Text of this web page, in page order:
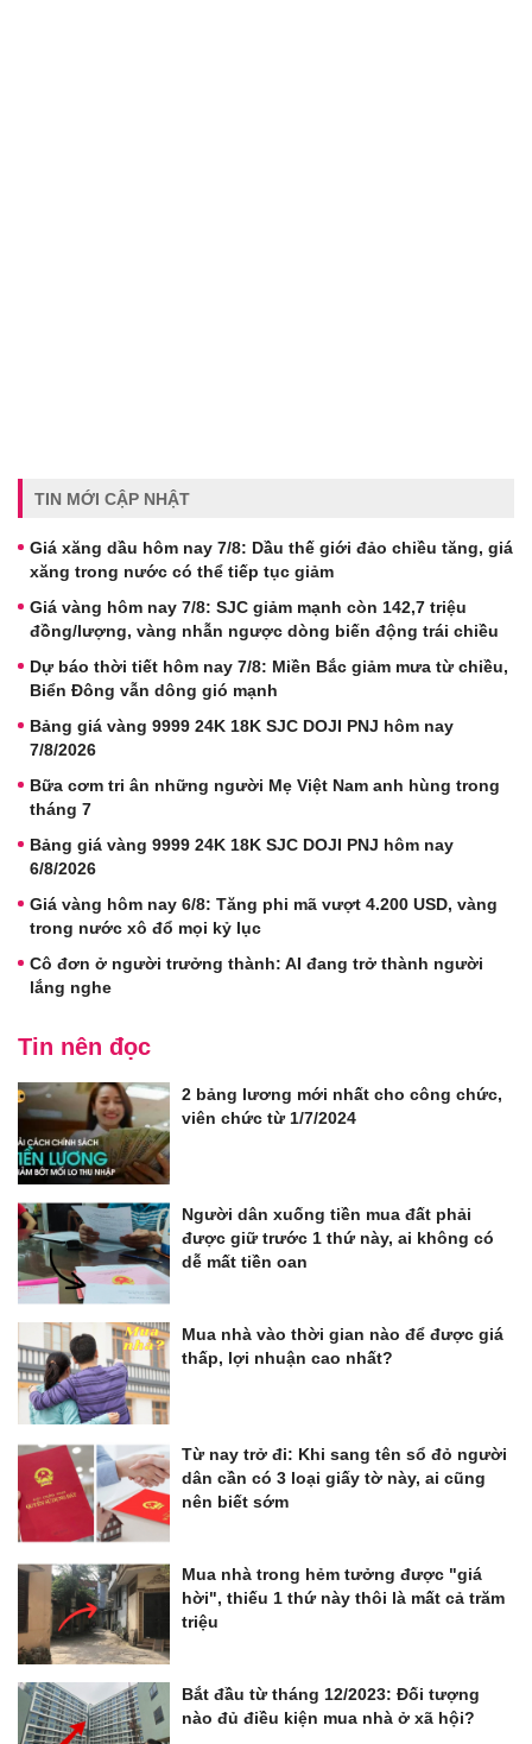
TIN MỚI CẬP NHẬT
Giá xăng dầu hôm nay 7/8: Dầu thế giới đảo chiều tăng, giá
xăng trong nước có thể tiếp tục giảm
Giá vàng hôm nay 7/8: SJC giảm mạnh còn 142,7 triệu
đồng/lượng, vàng nhẫn ngược dòng biến động trái chiều
Dự báo thời tiết hôm nay 7/8: Miền Bắc giảm mưa từ chiều,
Biển Đông vẫn dông gió mạnh
Bảng giá vàng 9999 24K 18K SJC DOJI PNJ hôm nay
7/8/2026
Bữa cơm tri ân những người Mẹ Việt Nam anh hùng trong
tháng 7
Bảng giá vàng 9999 24K 18K SJC DOJI PNJ hôm nay
6/8/2026
Giá vàng hôm nay 6/8: Tăng phi mã vượt 4.200 USD, vàng
trong nước xô đổ mọi kỷ lục
Cô đơn ở người trưởng thành: AI đang trở thành người
lắng nghe
Tin nên đọc
2 bảng lương mới nhất cho công chức,
viên chức từ 1/7/2024
Người dân xuống tiền mua đất phải
được giữ trước 1 thứ này, ai không có
dễ mất tiền oan
Mua nhà vào thời gian nào để được giá
thấp, lợi nhuận cao nhất?
Từ nay trở đi: Khi sang tên sổ đỏ người
dân cần có 3 loại giấy tờ này, ai cũng
nên biết sớm
Mua nhà trong hẻm tưởng được "giá
hời", thiếu 1 thứ này thôi là mất cả trăm
triệu
Bắt đầu từ tháng 12/2023: Đối tượng
nào đủ điều kiện mua nhà ở xã hội?